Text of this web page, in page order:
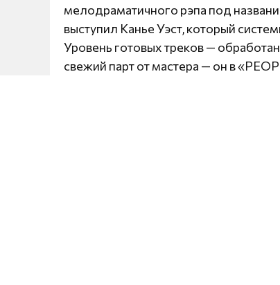
мелодраматичного рэпа под
выступил Канье Уэст, который
Уровень готовых треков —
свежий парт от мастера — он в